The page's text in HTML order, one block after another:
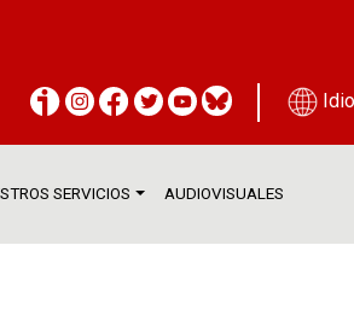
SERVICIOS AUDIOVISUALES